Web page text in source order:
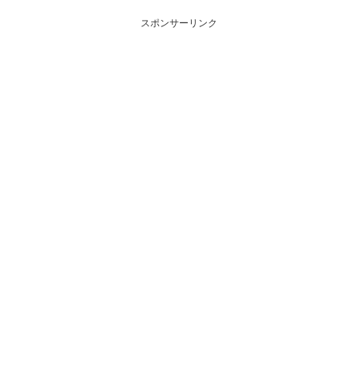
制(注意喚起・申込停止)など、空
売り関連情報を集計し、図解で
制(注意喚起・申込停止)など、空
売り関連情報を集計し、図解で
スポンサーリンク